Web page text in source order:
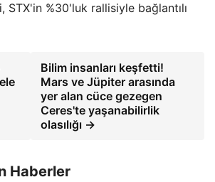
STX'in %30'luk rallisiyle bağlantılı
Bilim insanları keşfetti!
Mars ve Jüpiter arasında
yer alan cüce gezegen
Ceres'te yaşanabilirlik
olasılığı →
Haberler